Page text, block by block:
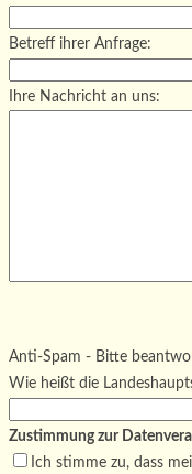
Betreff ihrer Anfrage:
Ihre Nachricht an uns:
Bitte lasse dieses Feld leer.
Anti-Spam - Bitte
Wie heißt die
Zustimmung zur
Ich stimme zu, dass